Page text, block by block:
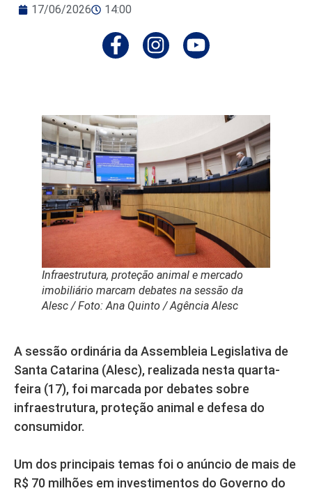
17/06/2026 14:00
Infraestrutura, proteção animal e mercado
imobiliário marcam debates na sessão da
Alesc /Foto: Ana Quinto / Agência Alesc
A sessão ordinária da Assembleia Legislativa de
Santa Catarina (Alesc), realizada nesta quarta-
feira (17), foi marcada por debates sobre
infraestrutura, proteção animal e defesa do
consumidor.
Um dos principais temas foi o anúncio de mais de
R$ 70 milhões em investimentos do Governo do